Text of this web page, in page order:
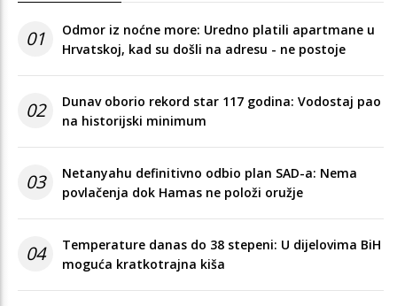
01
Odmor iz noćne more: Uredno platili apartmane u
Hrvatskoj, kad su došli na adresu - ne postoje
02
Dunav oborio rekord star 117 godina: Vodostaj pao
na historijski minimum
03
Netanyahu definitivno odbio plan SAD-a: Nema
povlačenja dok Hamas ne položi oružje
04
Temperature danas do 38 stepeni: U dijelovima BiH
moguća kratkotrajna kiša